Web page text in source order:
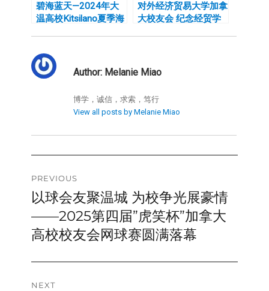
碧海蓝天—2024年大
温高校Kitsilano夏季海
对外经济贸易大学加拿
大校友会 纪念经贸学
Author:Melanie Miao
博学，诚信，求索，笃行
View all posts by Melanie Miao
Post
navigation
PREVIOUS
Previous
以球会友聚温城 为校争光展豪情
——2025第四届”虎笑杯”加拿大
高校校友会网球赛圆满落幕
NEXT